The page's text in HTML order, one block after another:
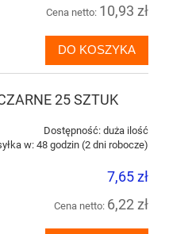
Cena netto: 10,93 zł
DO KOSZYKA
25 SZTUK
Dostępność: duża ilość
w: 48 godzin (2 dni robocze)
7,65 zł
Cena netto: 6,22 zł